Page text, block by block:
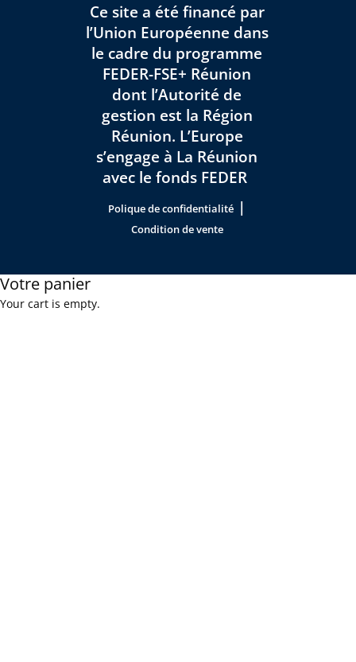
Ce site a été financé par
l’Union Européenne dans
le cadre du programme
FEDER-FSE+ Réunion
dont l’Autorité de
gestion est la Région
Réunion. L’Europe
s’engage à La Réunion
avec le fonds FEDER
Polique de confidentialité |
Condition de vente
Votre panier
Your cart is empty.